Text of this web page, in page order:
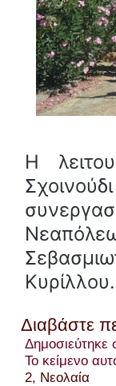
Η
Κυρίλλου.
Διαβάστε
Δημοσιεύτηκε
Το κείμενο
2, Νεολαία